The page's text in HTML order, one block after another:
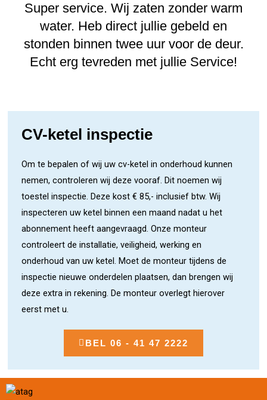
Super service. Wij zaten zonder warm
water. Heb direct jullie gebeld en
stonden binnen twee uur voor de deur.
Echt erg tevreden met jullie Service!
CV-ketel inspectie
Om te bepalen of wij uw cv-ketel in onderhoud kunnen
nemen, controleren wij deze vooraf. Dit noemen wij
toestel inspectie. Deze kost € 85,- inclusief btw. Wij
inspecteren uw ketel binnen een maand nadat u het
abonnement heeft aangevraagd. Onze monteur
controleert de installatie, veiligheid, werking en
onderhoud van uw ketel. Moet de monteur tijdens de
inspectie nieuwe onderdelen plaatsen, dan brengen wij
deze extra in rekening. De monteur overlegt hierover
eerst met u.
BEL 06 - 41 47 2222